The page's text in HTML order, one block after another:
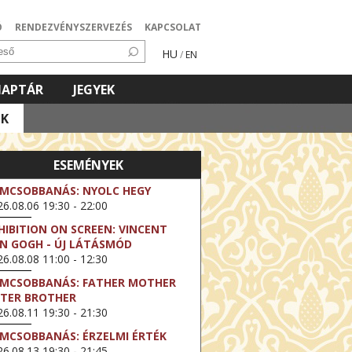
RENDEZVÉNYSZERVEZÉS KAPCSOLAT
HU / EN
JEGYEK
ESEMÉNYEK
NYOLC HEGY
19:30 - 22:00
ON SCREEN: VINCENT
GOGH - ÚJ LÁTÁSMÓD
11:00 - 12:30
FATHER MOTHER
BROTHER
19:30 - 21:30
ÉRZELMI ÉRTÉK